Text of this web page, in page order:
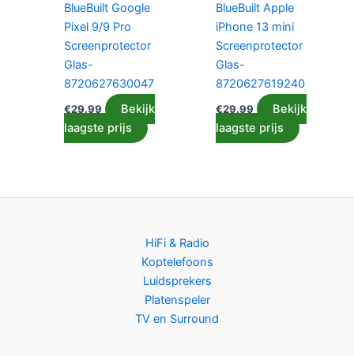
BlueBuilt Google
Pixel 9/9 Pro
Screenprotector
Glas-
8720627630047
€29.99
Bekijk
laagste prijs
BlueBuilt Apple
iPhone 13 mini
Screenprotector
Glas-
8720627619240
€29.99
Bekijk
laagste prijs
HiFi & Radio
Koptelefoons
Luidsprekers
Platenspeler
TV en Surround